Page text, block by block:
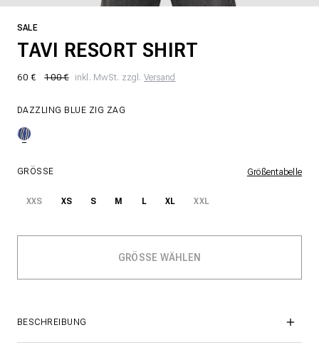
SALE
TAVI RESORT SHIRT
60 € 100 € inkl. MwSt. zzgl. Versand
DAZZLING BLUE ZIG ZAG
GRÖSSE Größentabelle
XXS XS S M L XL XXL
BESCHREIBUNG